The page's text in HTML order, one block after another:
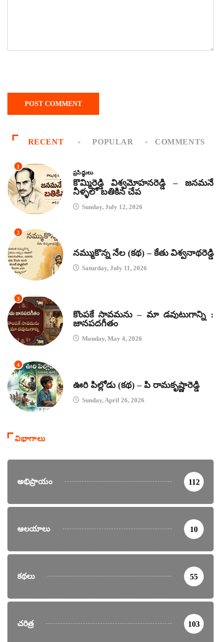
RECENT POPULAR COMMENTS
1
ప్రసిద్ధులు
కొమ్మిరెడ్డి విశ్వమోహనరెడ్డి – జనమనే
నీళ్ళలో బతికిన చేప
Sunday, July 12, 2026
2
నమ్ముకొన్న నేల (కథ) – కేతు విశ్వనాథరెడ్డి
Saturday, July 11, 2026
3
కొంపకే సావమను – మా డవుటుగాన్ని :
జానపదగీతం
Monday, May 4, 2026
4
ఊరి పిల్లోడు (కథ) – పి రామకృష్ణారెడ్డి
Sunday, April 26, 2026
విభాగాలు
అభిప్రాయం 112
ఆలయాలు 10
కథలు 55
చరిత్ర 103